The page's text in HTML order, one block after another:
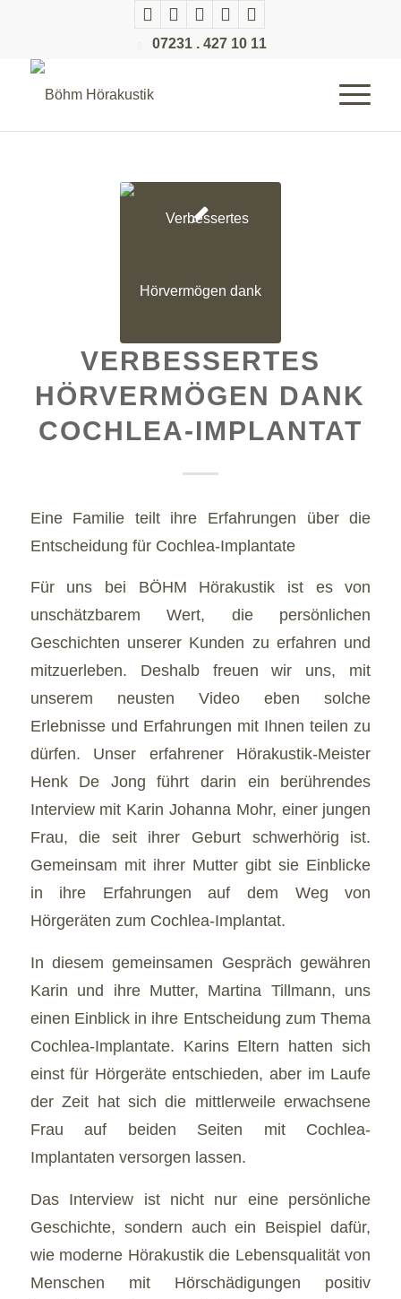
07231 . 427 10 11
VERBESSERTES
HÖRVERMÖGEN DANK
COCHLEA-IMPLANTAT
Eine Familie teilt ihre Erfahrungen über die
Entscheidung für Cochlea-Implantate
Für uns bei BÖHM Hörakustik ist es von
unschätzbarem Wert, die persönlichen
Geschichten unserer Kunden zu erfahren und
mitzuerleben. Deshalb freuen wir uns, mit
unserem neusten Video eben solche
Erlebnisse und Erfahrungen mit Ihnen teilen zu
dürfen. Unser erfahrener Hörakustik-Meister
Henk De Jong führt darin ein berührendes
Interview mit Karin Johanna Mohr, einer jungen
Frau, die seit ihrer Geburt schwerhörig ist.
Gemeinsam mit ihrer Mutter gibt sie Einblicke
in ihre Erfahrungen auf dem Weg von
Hörgeräten zum Cochlea-Implantat.
In diesem gemeinsamen Gespräch gewähren
Karin und ihre Mutter, Martina Tillmann, uns
einen Einblick in ihre Entscheidung zum Thema
Cochlea-Implantate. Karins Eltern hatten sich
einst für Hörgeräte entschieden, aber im Laufe
der Zeit hat sich die mittlerweile erwachsene
Frau auf beiden Seiten mit Cochlea-
Implantaten versorgen lassen.
Das Interview ist nicht nur eine persönliche
Geschichte, sondern auch ein Beispiel dafür,
wie moderne Hörakustik die Lebensqualität von
Menschen mit Hörschädigungen positiv